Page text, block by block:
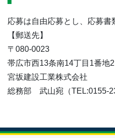
応募は自由応募とし、応募書
【郵送先】
〒080-0023
帯広市西13条南14丁目1番地2
宮坂建設工業株式会社
総務部 武山宛（TEL:0155-